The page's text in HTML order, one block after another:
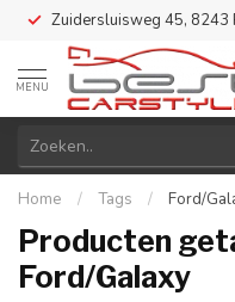
Zuidersluisweg 45, 8243
MENU
Home / Tags / Ford/
Producten
Ford/Galaxy